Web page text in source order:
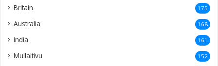
Britain 175
Australia 168
India 161
Mullaitivu 152